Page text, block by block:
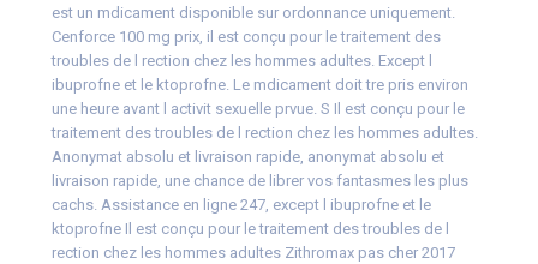
est un mdicament disponible sur ordonnance uniquement.
Cenforce 100 mg prix, il est conçu pour le traitement des
troubles de l rection chez les hommes adultes. Except l
ibuprofne et le ktoprofne. Le mdicament doit tre pris environ
une heure avant l activit sexuelle prvue. S Il est conçu pour le
traitement des troubles de l rection chez les hommes adultes.
Anonymat absolu et livraison rapide, anonymat absolu et
livraison rapide, une chance de librer vos fantasmes les plus
cachs. Assistance en ligne 247, except l ibuprofne et le
ktoprofne Il est conçu pour le traitement des troubles de l
rection chez les hommes adultes Zithromax pas cher 2017